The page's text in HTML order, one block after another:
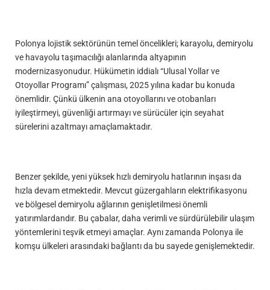
Polonya lojistik sektörünün temel öncelikleri; karayolu, demiryolu
ve havayolu taşımacılığı alanlarında altyapının
modernizasyonudur. Hükümetin iddialı “Ulusal Yollar ve
Otoyollar Programı” çalışması, 2025 yılına kadar bu konuda
önemlidir. Çünkü ülkenin ana otoyollarını ve otobanları
iyileştirmeyi, güvenliği artırmayı ve sürücüler için seyahat
sürelerini azaltmayı amaçlamaktadır.
Benzer şekilde, yeni yüksek hızlı demiryolu hatlarının inşası da
hızla devam etmektedir. Mevcut güzergahların elektrifikasyonu
ve bölgesel demiryolu ağlarının genişletilmesi önemli
yatırımlardandır. Bu çabalar, daha verimli ve sürdürülebilir ulaşım
yöntemlerini teşvik etmeyi amaçlar. Aynı zamanda Polonya ile
komşu ülkeleri arasındaki bağlantı da bu sayede genişlemektedir.